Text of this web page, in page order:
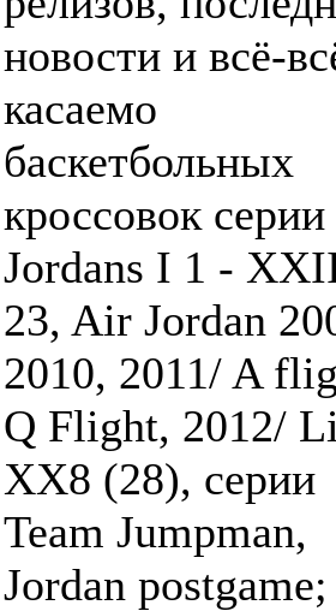
новости и всё-
касаемо
баскетбольных
кроссовок
Jordans I 1 -
23, Air Jordan
2010, 2011/ A
Q Flight, 2012/
XX8 (28), серии
Team Jumpman,
Jordan postgame;